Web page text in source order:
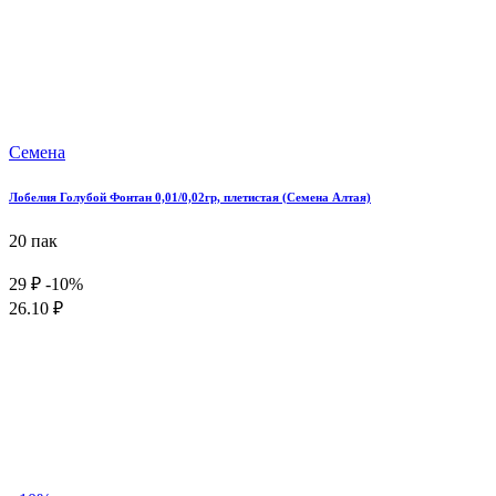
Семена
Лобелия Голубой Фонтан 0,01/0,02гр, плетистая (Семена Алтая)
20 пак
29 ₽ -10%
26.10 ₽